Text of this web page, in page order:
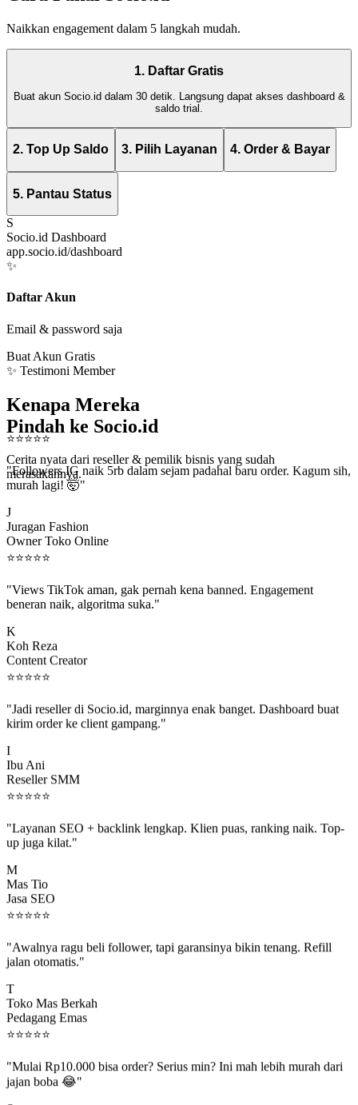
Naikkan engagement dalam 5 langkah mudah.
1. Daftar Gratis
Buat akun Socio.id dalam 30 detik. Langsung dapat akses dashboard &
saldo trial.
2. Top Up Saldo 3. Pilih Layanan 4. Order & Bayar
5. Pantau Status
S
Socio.id Dashboard
app.socio.id/dashboard
✨
Daftar Akun
Email & password saja
Buat Akun Gratis
✨ Testimoni Member
Kenapa Mereka
Pindah ke Socio.id
Cerita nyata dari reseller & pemilik bisnis yang sudah
merasakannya.
⭐⭐⭐⭐ ⭐
"Followers IG naik 5rb dalam sejam padahal baru order. Kagum sih,
murah lagi! 🤯"
Juragan Fashion
Owner Toko Online
⭐⭐⭐⭐ ⭐
beneran naik, algoritma suka."
Koh Reza
Content Creator
⭐⭐⭐⭐⭐
kirim order ke client gampang."
Ibu Ani
Reseller SMM
⭐⭐⭐⭐⭐
up juga kilat."
Mas Tio
Jasa SEO
⭐⭐⭐⭐⭐
jalan otomatis."
Toko Mas Berkah
Pedagang Emas
⭐⭐⭐⭐⭐
jajan boba 😂"